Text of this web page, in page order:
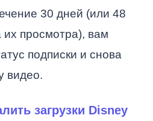
30 дней (или 48
их просмотра), вам
подписки и снова
видео.
загрузки Disney